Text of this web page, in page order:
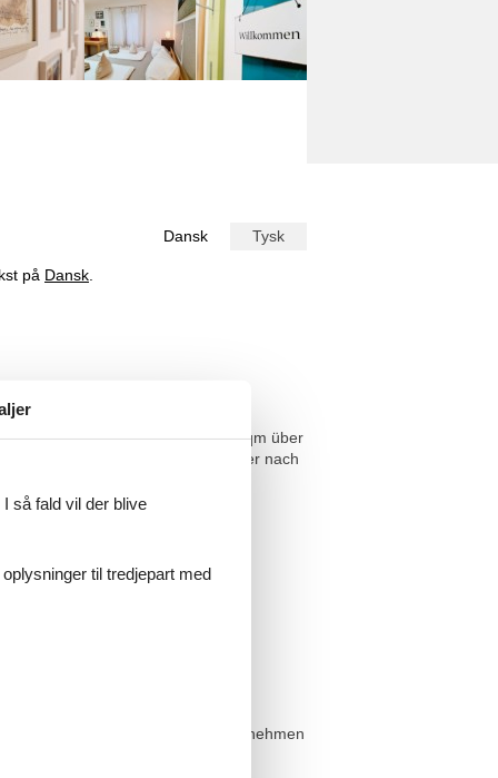
Dansk Tysk
på Dansk
STRANDKORB mit seinen 85qm über
weiteren Duschbad, sowie der nach
ein.
Gäste wieder herrichten.
Leuchtturm in Bastorf oder unternehmen
så fald vil der blive
til tredjepart med